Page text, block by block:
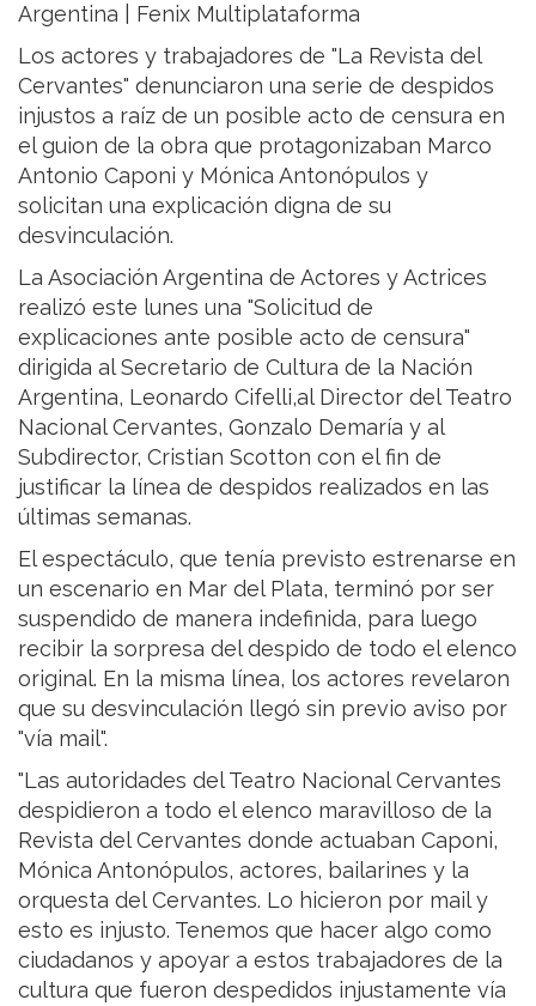
Argentina | Fenix Multiplataforma
Los actores y trabajadores de "La Revista del
Cervantes" denunciaron una serie de despidos
injustos a raíz de un posible acto de censura en
el guion de la obra que protagonizaban Marco
Antonio Caponi y Mónica Antonópulos y
solicitan una explicación digna de su
desvinculación.
La Asociación Argentina de Actores y Actrices
realizó este lunes una "Solicitud de
explicaciones ante posible acto de censura"
dirigida al Secretario de Cultura de la Nación
Argentina, Leonardo Cifelli,al Director del Teatro
Nacional Cervantes, Gonzalo Demaría y al
Subdirector, Cristian Scotton con el fin de
justificar la línea de despidos realizados en las
últimas semanas.
El espectáculo, que tenía previsto estrenarse en
un escenario en Mar del Plata, terminó por ser
suspendido de manera indefinida, para luego
recibir la sorpresa del despido de todo el elenco
original. En la misma línea, los actores revelaron
que su desvinculación llegó sin previo aviso por
"vía mail".
"Las autoridades del Teatro Nacional Cervantes
despidieron a todo el elenco maravilloso de la
Revista del Cervantes donde actuaban Caponi,
Mónica Antonópulos, actores, bailarines y la
orquesta del Cervantes. Lo hicieron por mail y
esto es injusto. Tenemos que hacer algo como
ciudadanos y apoyar a estos trabajadores de la
cultura que fueron despedidos injustamente vía